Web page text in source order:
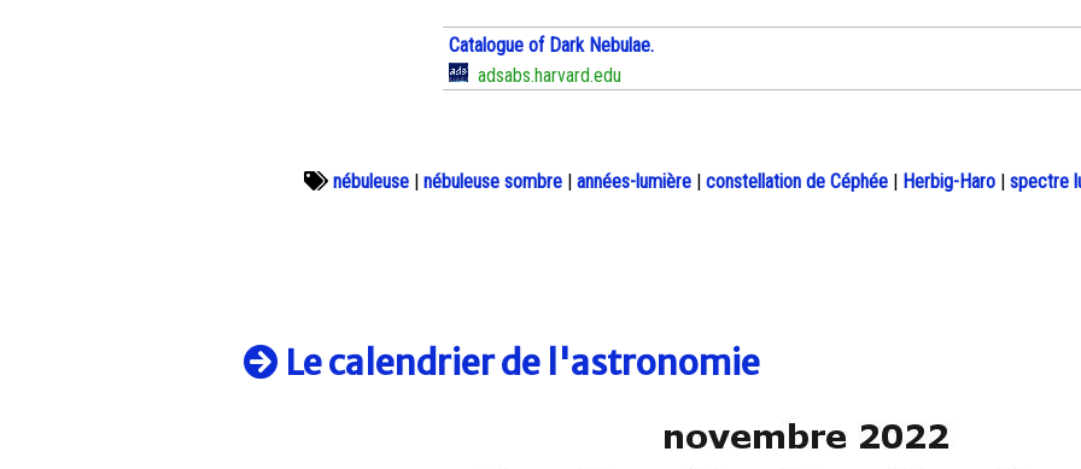
Catalogue of Dark Nebulae.
adsabs.harvard.edu
nébuleuse | nébuleuse sombre | années-lumière | constellation de Céphée | Herbig-Haro | spectre
Le calendrier de l'astronomie